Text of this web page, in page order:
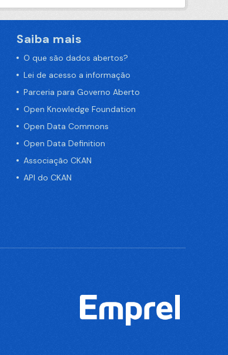
Saiba mais
O que são dados abertos?
Lei de acesso a informação
Parceria para Governo Aberto
Open Knowledge Foundation
Open Data Commons
Open Data Definition
Associação CKAN
API do CKAN